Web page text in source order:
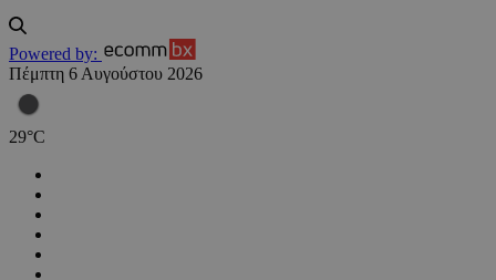
Powered by:
Πέμπτη 6 Αυγούστου 2026
29°C